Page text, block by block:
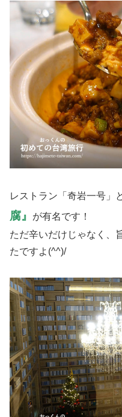
レストラン「奇岩一号」
腐』
が有名です！
ただ辛いだけじゃなく、
たですよ(^^)/